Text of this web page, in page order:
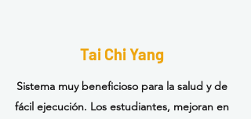
Tai Chi Yang
Sistema muy beneficioso para la salud y de
fácil ejecución. Los estudiantes, mejoran en